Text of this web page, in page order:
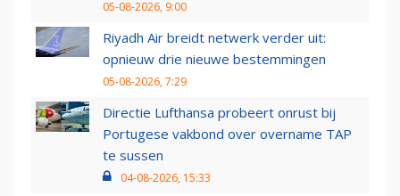
05-08-2026, 9:00
Riyadh Air breidt netwerk verder uit:
opnieuw drie nieuwe bestemmingen
05-08-2026, 7:29
Directie Lufthansa probeert onrust bij
Portugese vakbond over overname TAP
te sussen
04-08-2026, 15:33